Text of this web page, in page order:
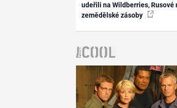
udeřili na Wildberries, Rusové
zemědělské zásoby